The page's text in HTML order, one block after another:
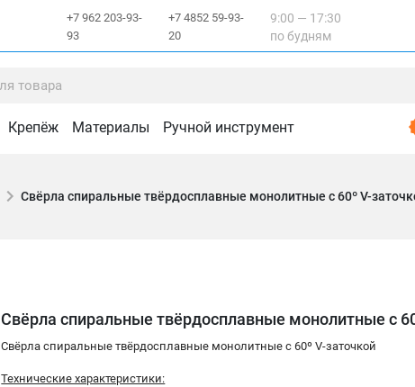
+7 962 203-93-
93
+7 4852 59-93-
20
9:00 — 17:30
по будням
Крепёж Материалы Ручной инструмент
Свёрла спиральные твёрдосплавные монолитные с 60º V-
Свёрла спиральные твёрдосплавные монолитные с
Свёрла спиральные твёрдосплавные монолитные с 60º V-заточкой
Технические характеристики: